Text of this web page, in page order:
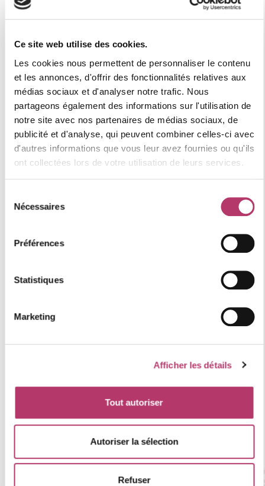
Ce site web utilise des cookies.
Les cookies nous permettent de personnaliser le contenu
et les annonces, d'offrir des fonctionnalités relatives aux
médias sociaux et d'analyser notre trafic. Nous
partageons également des informations sur l'utilisation de
notre site avec nos partenaires de médias sociaux, de
publicité et d'analyse, qui peuvent combiner celles-ci avec
d'autres informations que vous leur avez fournies ou qu'ils
ont collectées lors de votre utilisation de leurs services.
Nécessaires
Préférences
Statistiques
Marketing
Afficher les détails
Tout autoriser
Autoriser la sélection
Refuser
Catégorie : ECONOMIQUE
Label qualité station : 1 flocon "Bronze"
Numéro d'enregistrement
73257005794SM
Où se situe le logement
+
Les informations sur les risques auxquels ce bien est
exposé sont disponibles sur le site
https://www.georisques.gouv.fr